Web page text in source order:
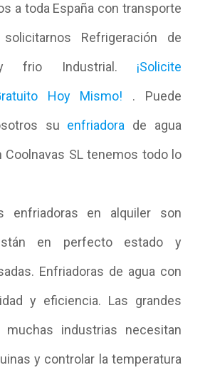
a toda España con transporte
Refrigeración de
frio Industrial. ¡Solicite
Hoy Mismo! . Puede
su enfriadora de agua
Coolnavas SL tenemos todo lo
enfriadoras en alquiler son
en perfecto estado y
Enfriadoras de agua con
y eficiencia. Las grandes
muchas industrias necesitan
y controlar la temperatura